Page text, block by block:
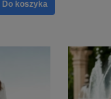
Do koszyka